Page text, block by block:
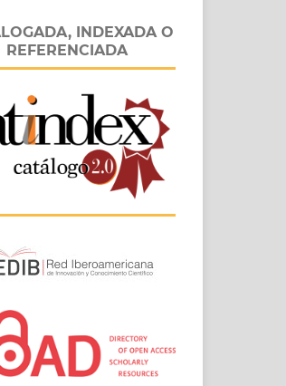
INDEXADA O
REFERENCIADA